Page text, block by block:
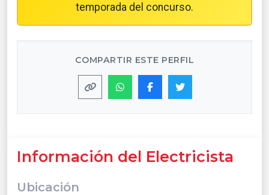
temporada del concurso.
COMPARTIR ESTE PERFIL
Información del Electricista
Ubicación